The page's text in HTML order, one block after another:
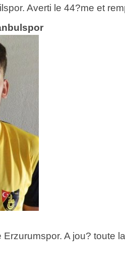
Averti le 44?me et
A jou? toute